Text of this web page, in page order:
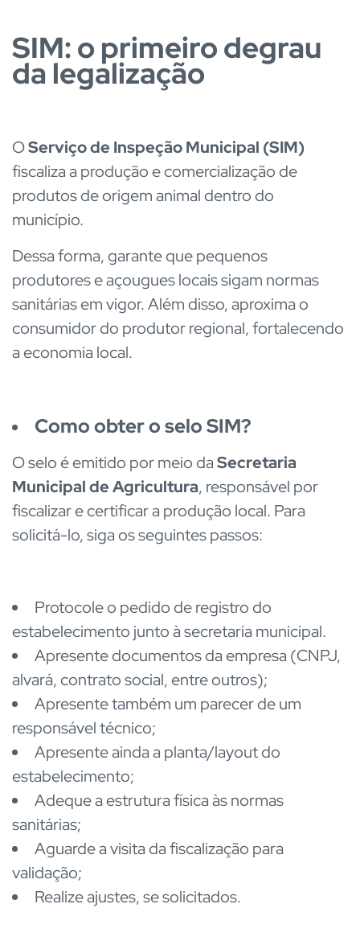
SIM: o primeiro degrau
da legalização
OServiço de Inspeção Municipal (SIM)
fiscaliza a produção e comercialização de
produtos de origem animal dentro do
município.
Dessa forma, garante que pequenos
produtores eaçougues locaissigam normas
sanitárias em vigor. Além disso, aproxima o
consumidor do produtor regional, fortalecendo
a economia local.
Como obter o selo SIM?
O selo é emitido por meio daSecretaria
Municipal de Agricultura, responsável por
fiscalizar e certificar a produção local. Para
solicitá-lo, siga os seguintes passos:
Protocole o pedido de registro do
estabelecimento junto à secretaria municipal.
Apresente documentos da empresa (CNPJ,
alvará, contrato social, entre outros);
Apresente também um parecer de um
responsável técnico;
Apresente ainda a planta/layout do
estabelecimento;
Adeque a estrutura física às normas
sanitárias;
Aguarde a visita da fiscalização para
validação;
Realize ajustes, se solicitados.